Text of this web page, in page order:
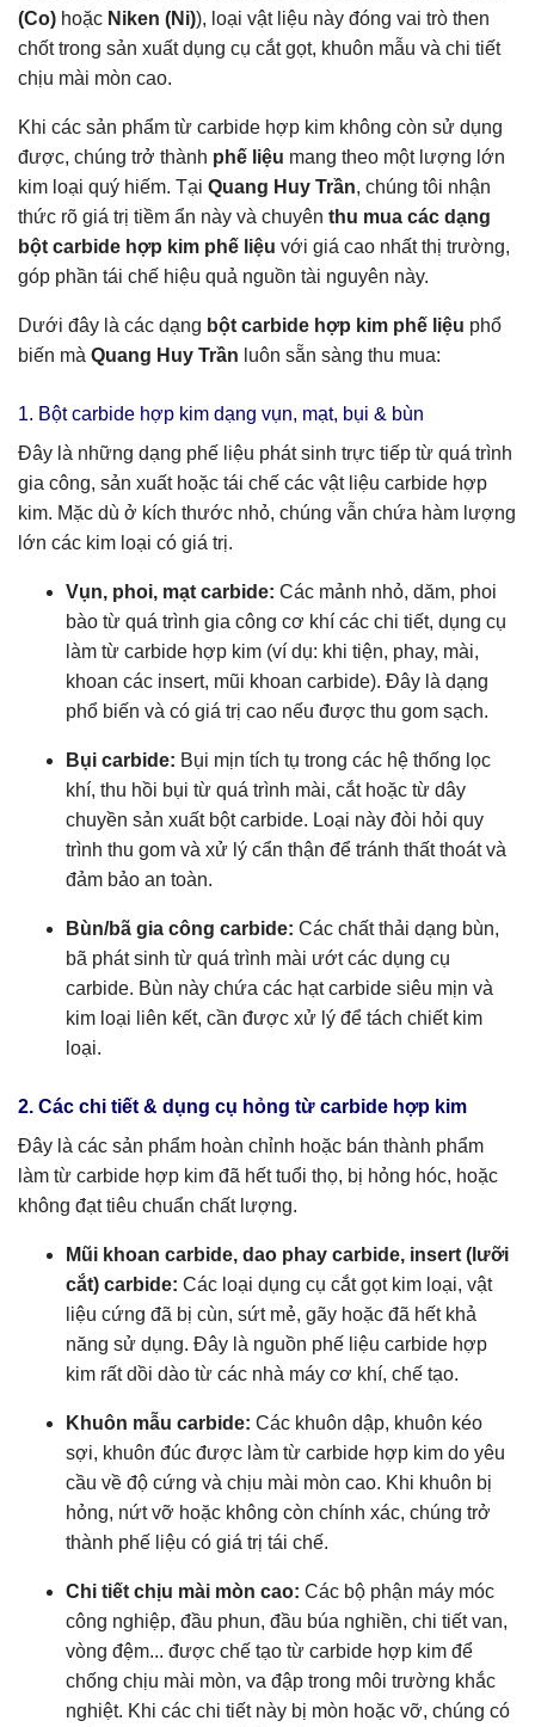
(Co) hoặc Niken (Ni)), loại vật liệu này đóng vai trò then
chốt trong sản xuất dụng cụ cắt gọt, khuôn mẫu và chi tiết
chịu mài mòn cao.
Khi các sản phẩm từ carbide hợp kim không còn sử dụng
được, chúng trở thành phế liệu mang theo một lượng lớn
kim loại quý hiếm. Tại Quang Huy Trần, chúng tôi nhận
thức rõ giá trị tiềm ẩn này và chuyên thu mua các dạng
bột carbide hợp kim phế liệu với giá cao nhất thị trường,
góp phần tái chế hiệu quả nguồn tài nguyên này.
Dưới đây là các dạng bột carbide hợp kim phế liệu phổ
biến mà Quang Huy Trần luôn sẵn sàng thu mua:
1. Bột carbide hợp kim dạng vụn, mạt, bụi & bùn
Đây là những dạng phế liệu phát sinh trực tiếp từ quá trình
gia công, sản xuất hoặc tái chế các vật liệu carbide hợp
kim. Mặc dù ở kích thước nhỏ, chúng vẫn chứa hàm lượng
lớn các kim loại có giá trị.
Vụn, phoi, mạt carbide: Các mảnh nhỏ, dăm, phoi
bào từ quá trình gia công cơ khí các chi tiết, dụng cụ
làm từ carbide hợp kim (ví dụ: khi tiện, phay, mài,
khoan các insert, mũi khoan carbide). Đây là dạng
phổ biến và có giá trị cao nếu được thu gom sạch.
Bụi carbide: Bụi mịn tích tụ trong các hệ thống lọc
khí, thu hồi bụi từ quá trình mài, cắt hoặc từ dây
chuyền sản xuất bột carbide. Loại này đòi hỏi quy
trình thu gom và xử lý cẩn thận để tránh thất thoát và
đảm bảo an toàn.
Bùn/bã gia công carbide: Các chất thải dạng bùn,
bã phát sinh từ quá trình mài ướt các dụng cụ
carbide. Bùn này chứa các hạt carbide siêu mịn và
kim loại liên kết, cần được xử lý để tách chiết kim
loại.
2. Các chi tiết & dụng cụ hỏng từ carbide hợp kim
Đây là các sản phẩm hoàn chỉnh hoặc bán thành phẩm
làm từ carbide hợp kim đã hết tuổi thọ, bị hỏng hóc, hoặc
không đạt tiêu chuẩn chất lượng.
Mũi khoan carbide, dao phay carbide, insert (lưỡi
cắt) carbide: Các loại dụng cụ cắt gọt kim loại, vật
liệu cứng đã bị cùn, sứt mẻ, gãy hoặc đã hết khả
năng sử dụng. Đây là nguồn phế liệu carbide hợp
kim rất dồi dào từ các nhà máy cơ khí, chế tạo.
Khuôn mẫu carbide: Các khuôn dập, khuôn kéo
sợi, khuôn đúc được làm từ carbide hợp kim do yêu
cầu về độ cứng và chịu mài mòn cao. Khi khuôn bị
hỏng, nứt vỡ hoặc không còn chính xác, chúng trở
thành phế liệu có giá trị tái chế.
Chi tiết chịu mài mòn cao: Các bộ phận máy móc
công nghiệp, đầu phun, đầu búa nghiền, chi tiết van,
vòng đệm... được chế tạo từ carbide hợp kim để
chống chịu mài mòn, va đập trong môi trường khắc
nghiệt. Khi các chi tiết này bị mòn hoặc vỡ, chúng có